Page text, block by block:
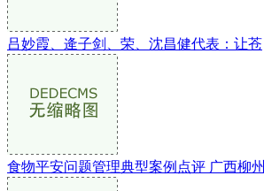
吕妙霞、逄子剑、荣、沈昌健代表：让苍
食物平安问题管理典型案例点评 广西柳州